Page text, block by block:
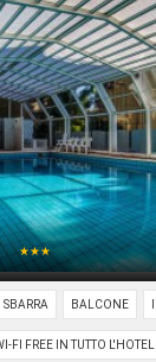
★★★
SBARRA BALCONE
FI FREE IN TUTTO L'HOTEL